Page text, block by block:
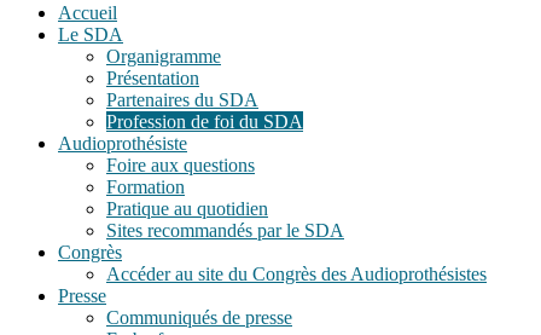
Accueil
Le SDA
Organigramme
Présentation
Partenaires du SDA
Profession de foi du SDA
Audioprothésiste
Foire aux questions
Formation
Pratique au quotidien
Sites recommandés par le SDA
Congrès
Accéder au site du Congrès des Audioprothésistes
Presse
Communiqués de presse